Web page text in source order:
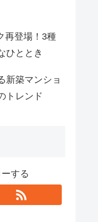
再登場！3種
ひととき
新築マンショ
トレンド
する